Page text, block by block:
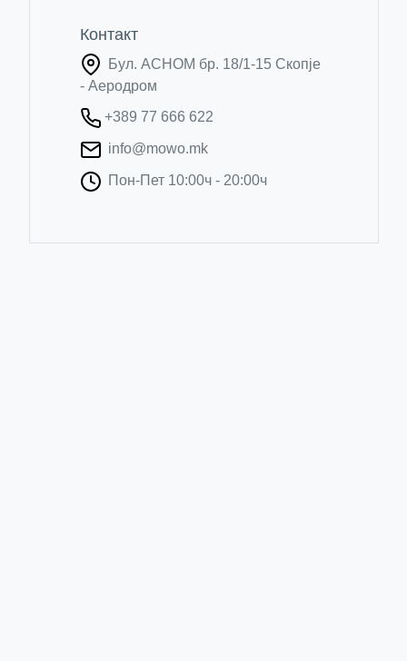
Контакт
Бул. АСНОМ бр. 18/1-15 Скопје
- Аеродром
+389 77 666 622
info@mowo.mk
Пон-Пет 10:00ч - 20:00ч